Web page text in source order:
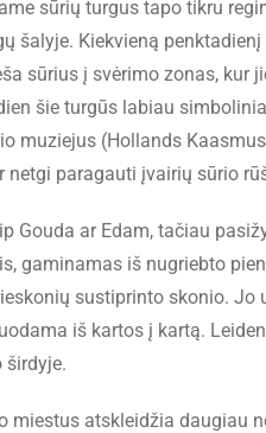
sūrių turgus tapo tikru
šalyje. Kiekvieną
sūrius į svėrimo zonas,
šie turgūs labiau
muziejus (Hollands
netgi paragauti įvairių sūrio
Gouda ar Edam, tačiau
gaminamas iš nugriebto
sustiprinto skonio.
iš kartos į kartą.
širdyje.
miestus atskleidžia